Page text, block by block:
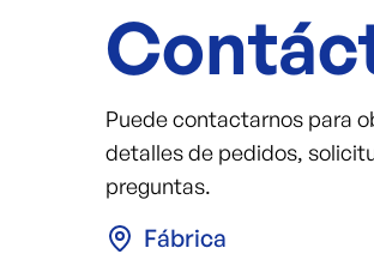
Puede contactarnos para
detalles de pedidos,
preguntas.
Fábrica